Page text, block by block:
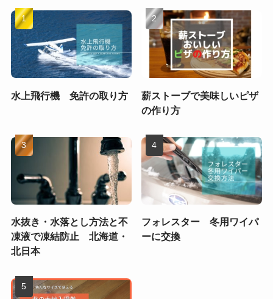
水上飛行機 免許の取り方
薪ストーブで美味しいピザ
の作り方
水抜き・水落とし方法と不
凍液で凍結防止 北海道・
北日本
フォレスター 冬用ワイパ
ーに交換